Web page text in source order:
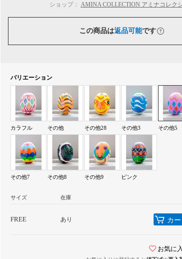
ショップ： AMINA COLLECTION アミナコレク
この商品は返品可能です
バリエーション
カラフル その他 その他28 その他3 その他5
その他7 その他8 その他9 ピンク
サイズ 在庫
FREE あり カ
お気に